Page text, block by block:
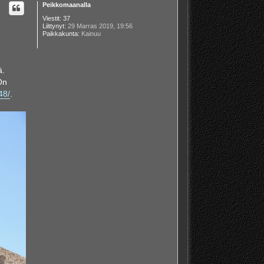
Peikkomaanalla
Viestit: 37
Liittynyt: 29 Marras 2019, 19:56
Paikkakunta: Kainuu
.